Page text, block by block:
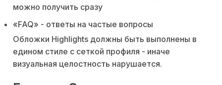
можно получить сразу
«FAQ» - ответы на частые вопросы
Обложки Highlights должны быть выполнены в
едином стиле с сеткой профиля - иначе
визуальная целостность нарушается.